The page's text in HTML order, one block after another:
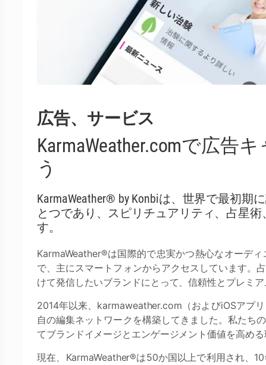
広告、サービス
KarmaWeather.comで広告
う
KarmaWeather® by Konbiは、世界で最初
とつであり、スピリチュアリティ、占星
す。
KarmaWeather®は国際的で忠実かつ熱心なオーデ
で、主にスマートフォンからアクセスしています。
けて発信したいブランドにとって、信頼性とプレミ
2014年以来、karmaweather.com（およびiOSアプ
自の編集ネットワークを構築してきました。私たち
てブランドイメージとエンゲージメント価値を高める
現在、KarmaWeather®は50か国以上で利用され、